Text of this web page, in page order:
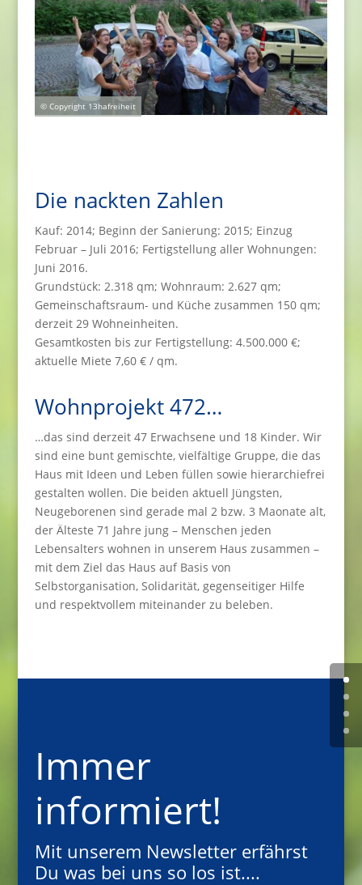
© Copyright 13hafreiheit
Die nackten Zahlen
Kauf: 2014; Beginn der Sanierung: 2015; Einzug
Februar – Juli 2016; Fertigstellung aller Wohnungen:
Juni 2016.
Grundstück: 2.318 qm; Wohnraum: 2.627 qm;
Gemeinschaftsraum- und Küche zusammen 150 qm;
derzeit 29 Wohneinheiten.
Gesamtkosten bis zur Fertigstellung: 4.500.000 €;
aktuelle Miete 7,60 € / qm.
Wohnprojekt 472…
…das sind derzeit 47 Erwachsene und 18 Kinder. Wir
sind eine bunt gemischte, vielfältige Gruppe, die das
Haus mit Ideen und Leben füllen sowie hierarchiefrei
gestalten wollen. Die beiden aktuell Jüngsten,
Neugeborenen sind gerade mal 2 bzw. 3 Maonate alt,
der Älteste 71 Jahre jung – Menschen jeden
Lebensalters wohnen in unserem Haus zusammen –
mit dem Ziel das Haus auf Basis von
Selbstorganisation, Solidarität, gegenseitiger Hilfe
und respektvollem miteinander zu beleben.
Immer
informiert!
Mit unserem Newsletter erfährst
Du was bei uns so los ist....